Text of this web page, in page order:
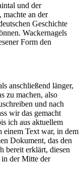
und der
an der
Geschichte
Wackernagels
Form den
anschließend länger,
zu machen, also
und nach
wir das gemacht
ich aus aktuellem
einem Text war, in dem
Dokument, das den
bereit erklärt, diesen
in der Mitte der